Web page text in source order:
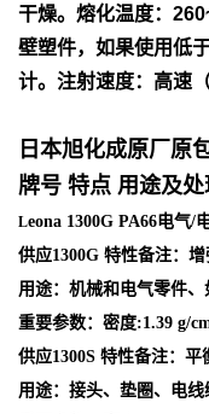
干燥。 熔化温度：
壁塑件，如果使用低
计。 注射速度：高速
日本旭化成原厂原
牌号 特点 用途及
Leona 1300G PA66电气
供应1300G 特性备注：
用途：机械和电气零件
重要参数：密度:1.39 g/
供应1300S 特性备注：平
用途：接头、垫圈、电线